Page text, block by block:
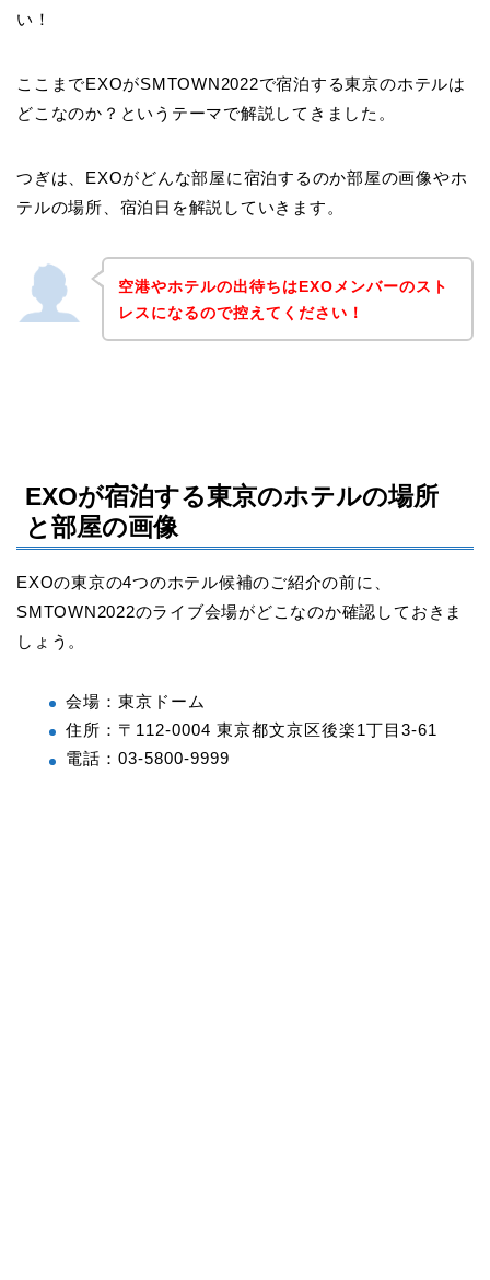
い！
ここまでEXOがSMTOWN2022で宿泊する東京のホテルは
どこなのか？というテーマで解説してきました。
つぎは、EXOがどんな部屋に宿泊するのか部屋の画像やホ
テルの場所、宿泊日を解説していきます。
空港やホテルの出待ちはEXOメンバーのスト
レスになるので控えてください！
EXOが宿泊する東京のホテルの場所
と部屋の画像
EXOの東京の4つのホテル候補のご紹介の前に、
SMTOWN2022のライブ会場がどこなのか確認しておきま
しょう。
会場：東京ドーム
住所：〒112-0004 東京都文京区後楽1丁目3-61
電話：03-5800-9999